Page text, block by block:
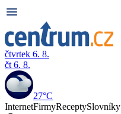
čtvrtek 6. 8.
čt 6. 8.
27°C
InternetFirmyReceptySlovníky